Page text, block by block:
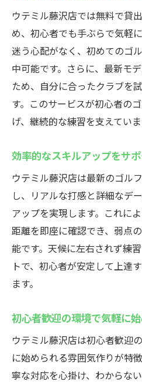
ウテミル藤沢店では無料で貸
め、初心者でも手ぶらで気軽
迷う心配がなく、初めてのゴ
中可能です。さらに、最新モ
ため、自分に合ったクラブを
す。このサービスが初心者の
げ、継続的な練習を支えていま
効率的なスキルアップをサ
ウテミル藤沢店は最新のゴル
し、リアルな打感と詳細なデ
アップを実現します。これに
距離を即座に確認でき、弱点
能です。天候に左右されず練
トで、初心者が安定して上達
ます。
初心者歓迎の環境で気軽に
ウテミル藤沢店は初心者歓迎
に始められる雰囲気作りが特
寧な対応を心掛け、わからな